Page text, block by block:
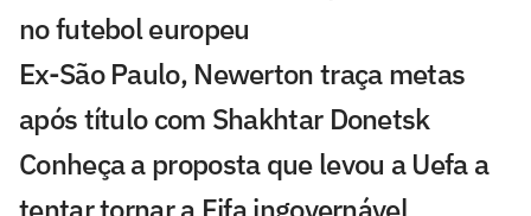
no futebol europeu
Ex-São Paulo, Newerton traça metas
após título com Shakhtar Donetsk
Conheça a proposta que levou a Uefa a